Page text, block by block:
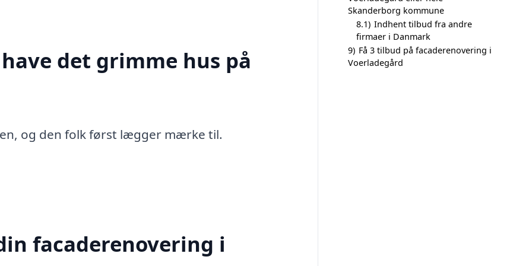
det grimme hus på
og den folk først lægger mærke til.
facaderenovering i
Skanderborg kommune
8.1) Indhent tilbud fra andre
firmaer i Danmark
9) Få 3 tilbud på facaderenovering i
Voerladegård